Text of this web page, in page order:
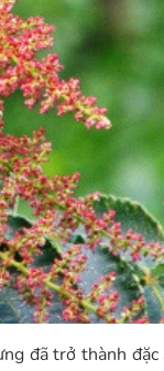
đã trở thành